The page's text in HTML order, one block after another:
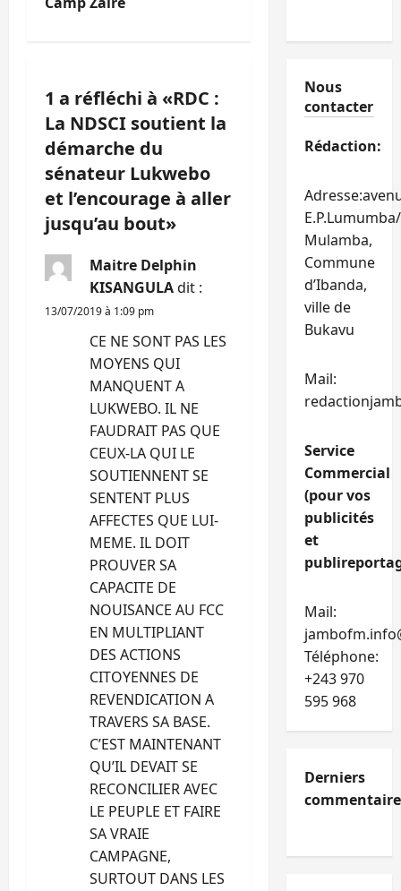
o
n
d
’
a
1 a réfléchi à «RDC :
La NDSCI soutient la
démarche du
sénateur Lukwebo
et l’encourage à aller
jusqu’au bout»
Maitre Delphin
KISANGULAdit :
13/07/2019 à 1:09 pm
CE NE SONT PAS LES
MOYENS QUI
MANQUENT A
LUKWEBO. IL NE
FAUDRAIT PAS QUE
CEUX-LA QUI LE
SOUTIENNENT SE
SENTENT PLUS
AFFECTES QUE LUI-
MEME. IL DOIT
PROUVER SA
CAPACITE DE
NOUISANCE AU FCC
EN MULTIPLIANT
DES ACTIONS
CITOYENNES DE
REVENDICATION A
TRAVERS SA BASE.
C’EST MAINTENANT
QU’IL DEVAIT SE
RECONCILIER AVEC
LE PEUPLE ET FAIRE
SA VRAIE
CAMPAGNE,
SURTOUT DANS LES
Nous
contacter
Rédaction:
Mulamba,
Commune
d’Ibanda,
ville de
Bukavu
Mail:
Service
Commercial
(pour vos
publicités
et
Mail:
Téléphone:
+243 970
595 968
Derniers